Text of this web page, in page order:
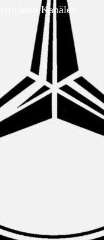
verlinkten Kanälen.